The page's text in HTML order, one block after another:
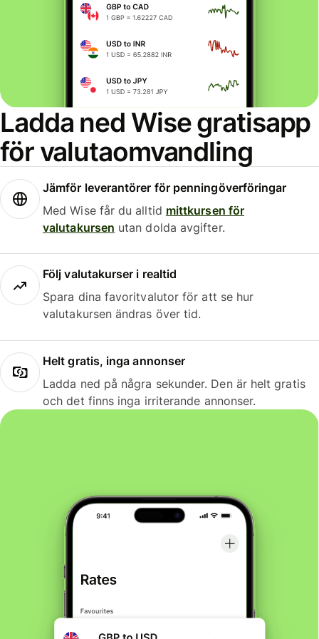
Ladda ned Wise gratisapp
för valutaomvandling
Jämför leverantörer för penningöverföringar
Med Wise får du alltid mittkursen för
valutakursen utan dolda avgifter.
Följ valutakurser i realtid
Spara dina favoritvalutor för att se hur
valutakursen ändras över tid.
Helt gratis, inga annonser
Ladda ned på några sekunder. Den är helt gratis
och det finns inga irriterande annonser.